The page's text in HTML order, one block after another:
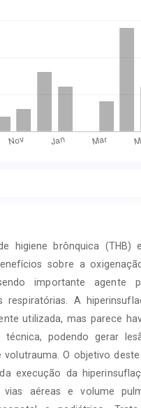
higiene brônquica (THB)
sobre a
importante agente
respiratórias. A
utilizada, mas parece
técnica, podendo gerar
volutrauma. O objetivo
execução da
vias aéreas e volume